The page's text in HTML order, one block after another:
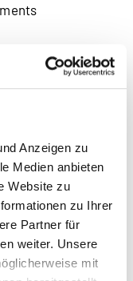
Anzeigen zu
Medien anbieten
Website zu
zu Ihrer
Partner für
weiter. Unsere
mit